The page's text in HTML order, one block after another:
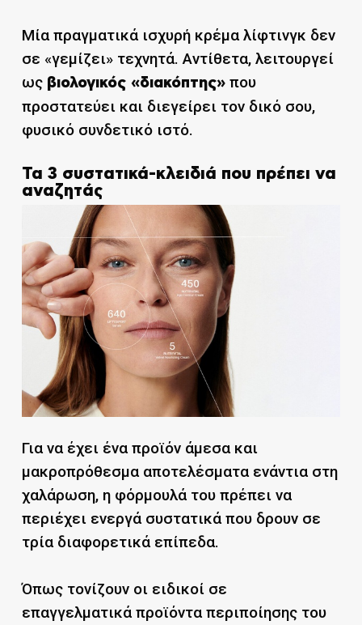
Μία πραγματικά ισχυρή κρέμα λίφτινγκ δεν
σε «γεμίζει» τεχνητά. Αντίθετα, λειτουργεί
ως βιολογικός «διακόπτης»που
προστατεύει και διεγείρει τον δικό σου,
φυσικό συνδετικό ιστό.
Τα 3 συστατικά-κλειδιά που πρέπει να
αναζητάς
Για να έχει ένα προϊόν άμεσα και
μακροπρόθεσμα αποτελέσματα ενάντια στη
χαλάρωση, η φόρμουλά του πρέπει να
περιέχει ενεργά συστατικά που δρουν σε
τρία διαφορετικά επίπεδα.
Όπως τονίζουν οι ειδικοί σε
επαγγελματικά προϊόντα περιποίησης του